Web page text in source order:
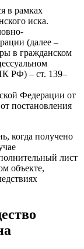
в рамках
иска.
(далее –
в гражданском
РФ) – ст. 139–
Федерации от
постановления
когда получено
лист
объекте,